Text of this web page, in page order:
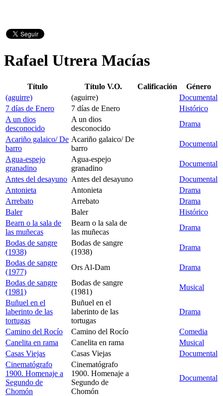
Rafael Utrera Macías
Título Título V.O. Calificación
Género
(aguirre)
(aguirre)
Documental
7 días de Enero
7 días de Enero
Histórico
A un dios
desconocido
A un dios
desconocido
Drama
Acariño galaico/ De
barro
Acariño galaico/ De
barro
Documental
Agua-espejo
granadino
Agua-espejo
granadino
Documental
Antes del desayuno Antes del desayuno
Documental
Antonieta
Antonieta
Drama
Arrebato
Arrebato
Drama
Baler
Baler
Histórico
Bearn o la sala de
las muñecas
Bearn o la sala de
las muñecas
Drama
Bodas de sangre
(1938)
Bodas de sangre
(1938)
Drama
Bodas de sangre
(1977)
Ors Al-Dam
Drama
Bodas de sangre
(1981)
Bodas de sangre
(1981)
Musical
Buñuel en el
laberinto de las
tortugas
Buñuel en el
laberinto de las
tortugas
Drama
Camino del Rocío Camino del Rocío
Comedia
Canelita en rama
Canelita en rama
Musical
Casas Viejas
Casas Viejas
Documental
Cinematógrafo
1900. Homenaje a
Segundo de
Chomón
Cinematógrafo
1900. Homenaje a
Segundo de
Chomón
Documental